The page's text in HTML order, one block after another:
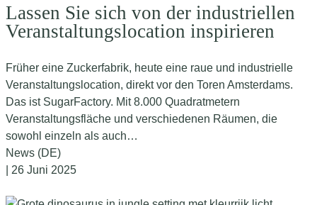
Lassen Sie sich von der industriellen
Veranstaltungslocation inspirieren
Früher eine Zuckerfabrik, heute eine raue und industrielle
Veranstaltungslocation, direkt vor den Toren Amsterdams.
Das ist SugarFactory. Mit 8.000 Quadratmetern
Veranstaltungsfläche und verschiedenen Räumen, die
sowohl einzeln als auch…
News (DE)
| 26 Juni 2025